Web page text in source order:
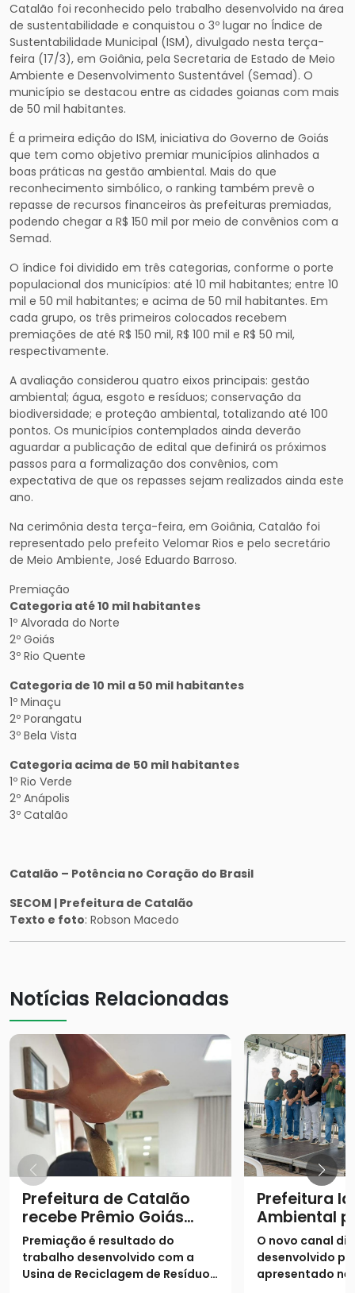
Catalão foi reconhecido pelo trabalho desenvolvido na área
de sustentabilidade e conquistou o 3º lugar no Índice de
Sustentabilidade Municipal (ISM), divulgado nesta terça-
feira (17/3), em Goiânia, pela Secretaria de Estado de Meio
Ambiente e Desenvolvimento Sustentável (Semad). O
município se destacou entre as cidades goianas com mais
de 50 mil habitantes.
É a primeira edição do ISM, iniciativa do Governo de Goiás
que tem como objetivo premiar municípios alinhados a
boas práticas na gestão ambiental. Mais do que
reconhecimento simbólico, o ranking também prevê o
repasse de recursos financeiros às prefeituras premiadas,
podendo chegar a R$ 150 mil por meio de convênios com a
Semad.
O índice foi dividido em três categorias, conforme o porte
populacional dos municípios: até 10 mil habitantes; entre 10
mil e 50 mil habitantes; e acima de 50 mil habitantes. Em
cada grupo, os três primeiros colocados recebem
premiações de até R$ 150 mil, R$ 100 mil e R$ 50 mil,
respectivamente.
A avaliação considerou quatro eixos principais: gestão
ambiental; água, esgoto e resíduos; conservação da
biodiversidade; e proteção ambiental, totalizando até 100
pontos. Os municípios contemplados ainda deverão
aguardar a publicação de edital que definirá os próximos
passos para a formalização dos convênios, com
expectativa de que os repasses sejam realizados ainda este
ano.
Na cerimônia desta terça-feira, em Goiânia, Catalão foi
representado pelo prefeito Velomar Rios e pelo secretário
de Meio Ambiente, José Eduardo Barroso.
Premiação
Categoria até 10 mil habitantes
1º Alvorada do Norte
2º Goiás
3º Rio Quente
Categoria de 10 mil a 50 mil habitantes
1º Minaçu
2º Porangatu
3º Bela Vista
Categoria acima de 50 mil habitantes
1º Rio Verde
2º Anápolis
3º Catalão
Catalão – Potência no Coração do Brasil
SECOM | Prefeitura de Catalão
Texto e foto: Robson Macedo
Notícias Relacionadas
Prefeitura de Catalão
recebe Prêmio Goiás
Sustentável
Premiação é resultado do
trabalho desenvolvido com a
Usina de Reciclagem de Resíduos
Prefeitura
Ambiental
modernizar
e serviços
O novo canal
desenvolvido
apresentado